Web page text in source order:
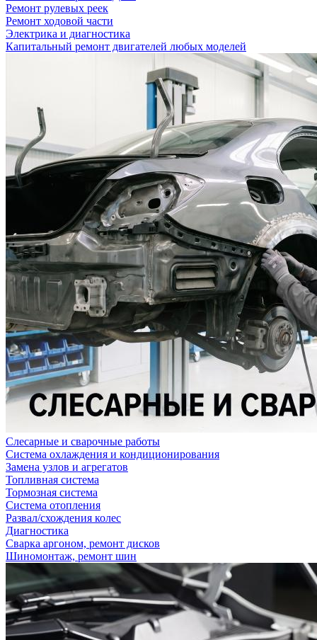
Ремонт рулевых реек
Ремонт ходовой части
Электрика и диагностика
Капитальный ремонт двигателей любых моделей
Слесарные и сварочные работы
Система охлаждения и кондиционирования
Замена узлов и агрегатов
Топливная система
Тормозная система
Система отопления
Развал/схождения колес
Диагностика
Сварка аргоном, ремонт дисков
Шиномонтаж, ремонт шин